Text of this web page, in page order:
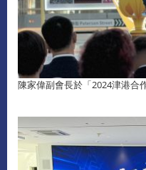
陳家偉副會長於「2024津港合